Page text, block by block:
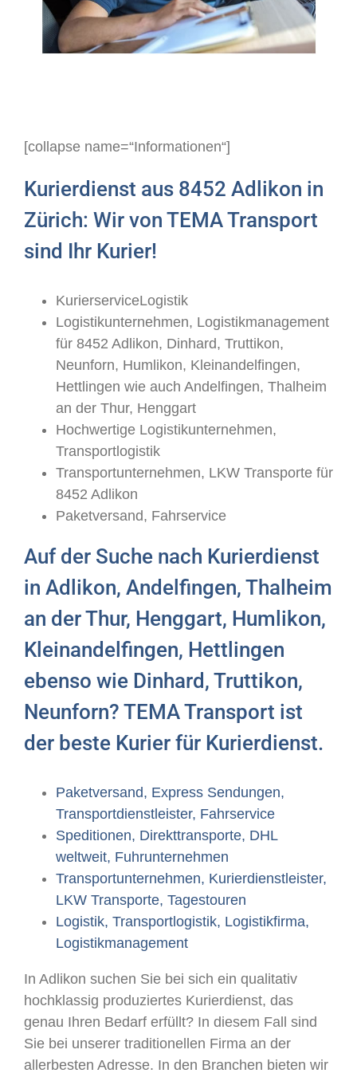
[collapse name=“Informationen“]
Kurierdienst aus 8452 Adlikon in
Zürich: Wir von TEMA Transport
sind Ihr Kurier!
KurierserviceLogistik
Logistikunternehmen, Logistikmanagement
für 8452 Adlikon, Dinhard, Truttikon,
Neunforn, Humlikon, Kleinandelfingen,
Hettlingen wie auch Andelfingen, Thalheim
an der Thur, Henggart
Hochwertige Logistikunternehmen,
Transportlogistik
Transportunternehmen, LKW Transporte für
8452 Adlikon
Paketversand, Fahrservice
Auf der Suche nach Kurierdienst
in Adlikon, Andelfingen, Thalheim
an der Thur, Henggart, Humlikon,
Kleinandelfingen, Hettlingen
ebenso wie Dinhard, Truttikon,
Neunforn? TEMA Transport ist
der beste Kurier für Kurierdienst.
Paketversand, Express Sendungen,
Transportdienstleister, Fahrservice
Speditionen, Direkttransporte, DHL
weltweit, Fuhrunternehmen
Transportunternehmen, Kurierdienstleister,
LKW Transporte, Tagestouren
Logistik, Transportlogistik, Logistikfirma,
Logistikmanagement
In Adlikon suchen Sie bei sich ein qualitativ
hochklassig produziertes Kurierdienst, das
genau Ihren Bedarf erfüllt? In diesem Fall sind
Sie bei unserer traditionellen Firma an der
allerbesten Adresse. In den Branchen bieten wir